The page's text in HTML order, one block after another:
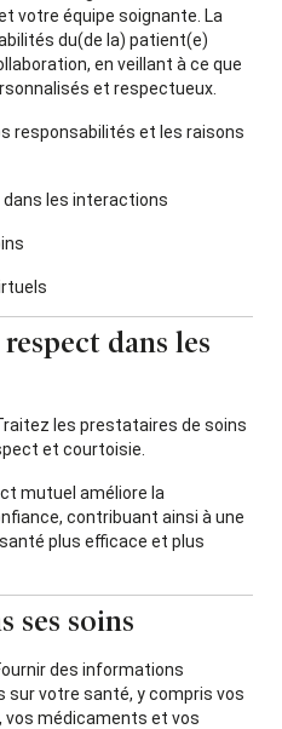
votre équipe soignante. La
du(de la) patient(e)
en veillant à ce que
et respectueux.
responsabilités et les raisons
dans les interactions
dans les
les prestataires de soins
et courtoisie.
mutuel améliore la
contribuant ainsi à une
plus efficace et plus
ses soins
des informations
sur votre santé, y compris vos
médicaments et vos